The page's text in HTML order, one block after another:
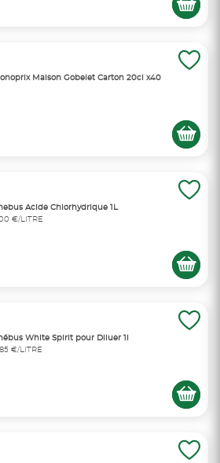
Maison Gobelet Carton 20cl x40
Acide Chlorhydrique 1L
€/LITRE
White Spirit pour Diluer 1l
€/LITRE